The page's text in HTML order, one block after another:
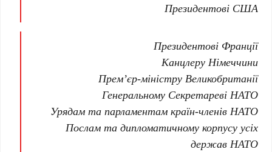
Президентові США
Президентові Франції
Канцлеру Німеччини
Прем’єр-міністру Великобританії
Генеральному Секретареві НАТО
Урядам та парламентам країн-членів НАТО
Послам та дипломатичному корпусу усіх
держав НАТО